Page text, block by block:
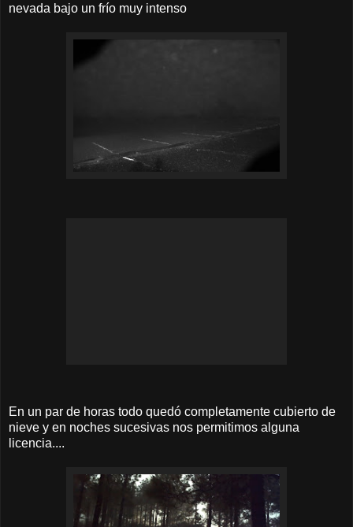
nevada bajo un frío muy intenso
En un par de horas todo quedó completamente cubierto de
nieve y en noches sucesivas nos permitimos alguna
licencia....